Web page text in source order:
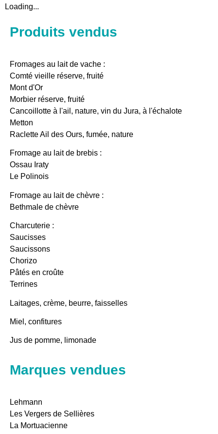
Loading...
Produits vendus
Fromages au lait de vache :
Comté vieille réserve, fruité
Mont d'Or
Morbier réserve, fruité
Cancoillotte à l'ail, nature, vin du Jura, à l'échalote
Metton
Raclette Ail des Ours, fumée, nature
Fromage au lait de brebis :
Ossau Iraty
Le Polinois
Fromage au lait de chèvre :
Bethmale de chèvre
Charcuterie :
Saucisses
Saucissons
Chorizo
Pâtés en croûte
Terrines
Laitages, crème, beurre, faisselles
Miel, confitures
Jus de pomme, limonade
Marques vendues
Lehmann
Les Vergers de Sellières
La Mortuacienne